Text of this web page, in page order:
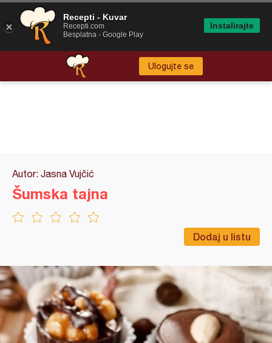
Ulogujte se
Autor: Jasna Vujčić
Dodaj u listu
Šumska tajna
Recepti - Kuvar
Recepti.com
Besplatna - Google Play
Instalirajte